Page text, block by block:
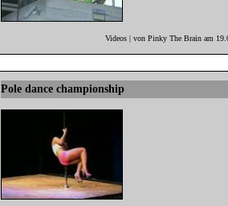
Videos | von Pinky The Brain am
Pole dance championship